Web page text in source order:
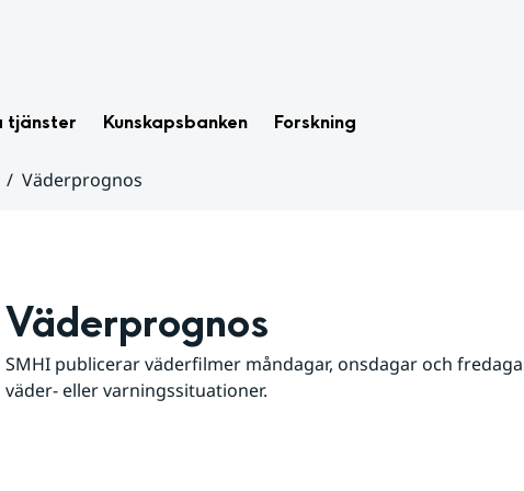
tjänster Kunskapsbanken Forskning
Väderprognos
Väderprognos
SMHI publicerar väderfilmer måndagar, onsdagar och
väder- eller varningssituationer.